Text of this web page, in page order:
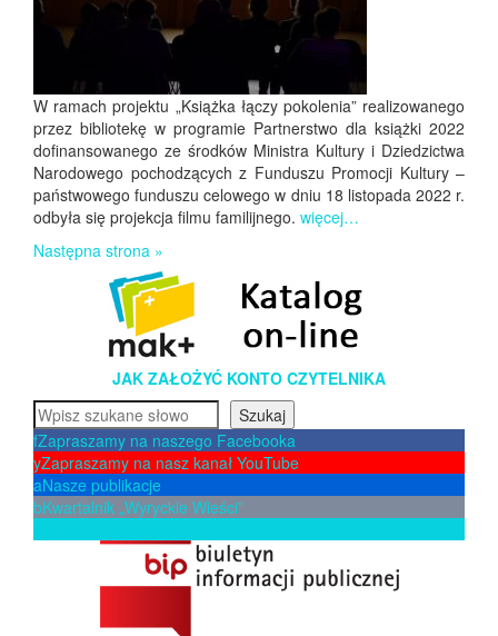
W ramach projektu „Książka łączy pokolenia” realizowanego
przez bibliotekę w programie Partnerstwo dla książki 2022
dofinansowanego ze środków Ministra Kultury i Dziedzictwa
Narodowego pochodzących z Funduszu Promocji Kultury –
państwowego funduszu celowego w dniu 18 listopada 2022 r.
odbyła się projekcja filmu familijnego. więcej…
Następna strona »
JAK ZAŁOŻYĆ KONTO CZYTELNIKA
Szukaj
Szukaj
fZapraszamy na naszego Facebooka
yZapraszamy na nasz kanał YouTube
aNasze publikacje
bKwartalnik „Wyryckie Wieści”